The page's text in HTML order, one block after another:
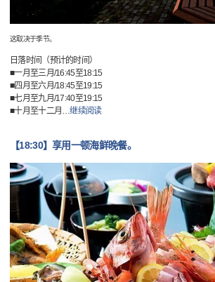
这取决于季节。
日落时间（预计的时间）
■一月至三月/16:45至18:15
■四月至六月/18:45至19:15
■七月至九月/17:40至19:15
■十月至十二月 …继续阅读
【18:30】享用一顿海鲜晚餐。